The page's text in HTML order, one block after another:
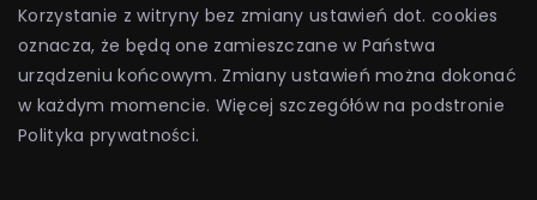
Korzystanie z witryny bez zmiany ustawień dot. cookies
oznacza, że będą one zamieszczane w Państwa
urządzeniu końcowym. Zmiany ustawień można dokonać
w każdym momencie. Więcej szczegółów na podstronie
Polityka prywatności.